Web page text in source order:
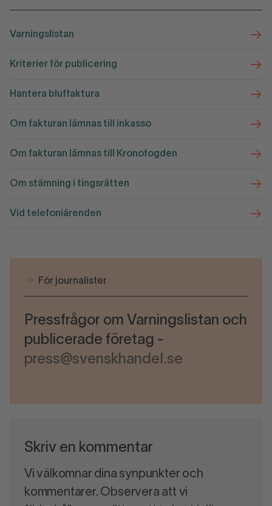
Varningslistan
Kriterier för publicering
Hantera bluffaktura
Om fakturan lämnas till inkasso
Om fakturan lämnas till Kronofogden
Om stämning i tingsrätten
Vid telefoniärenden
För journalister
Pressfrågor om Varningslistan och
publicerade företag -
press@svenskhandel.se
Skriv en kommentar
Vi välkomnar dina synpunkter och
kommentarer. Observera att vi